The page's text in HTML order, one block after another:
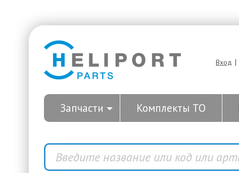
Вход |
Запчасти Комплекты ТО